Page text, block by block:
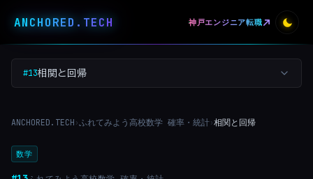
ANCHORED . TECH 神戸エンジニア転職
#13相関と回帰
ANCHORED.TECH ›ふれてみよう高校数学 確率・統計›相関と回帰
数学